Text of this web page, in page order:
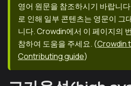
영어 원문을 참조하시기 바랍니
로 인해 일부 콘텐츠는 영문이 그
니다. Crowdin에서 이 페이지의
참하여 도움을 주세요. (Crowdin
Contributing guide)